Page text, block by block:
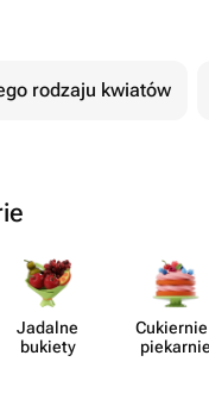
rodzaju kwiatów
Jadalne
bukiety
piekarnie